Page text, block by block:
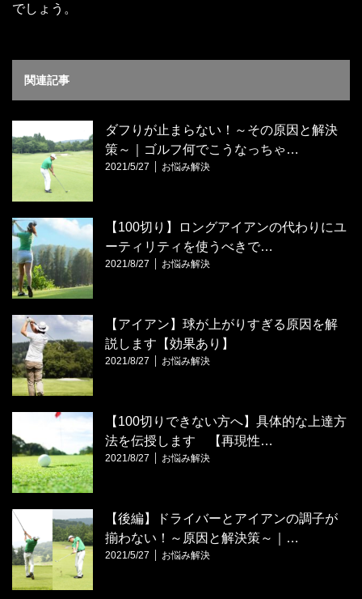
でしょう。
関連記事
ダフりが止まらない！～その原因と解決
策～｜ゴルフ何でこうなっちゃ…
2021/5/27 お悩み解決
【100切り】ロングアイアンの代わりにユ
ーティリティを使うべきで…
2021/8/27 お悩み解決
【アイアン】球が上がりすぎる原因を解
説します【効果あり】
2021/8/27 お悩み解決
【100切りできない方へ】具体的な上達方
法を伝授します 【再現性…
2021/8/27 お悩み解決
【後編】ドライバーとアイアンの調子が
揃わない！～原因と解決策～｜…
2021/5/27 お悩み解決